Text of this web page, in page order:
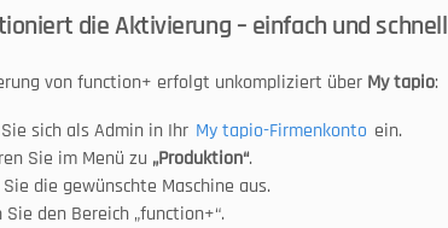
die Aktivierung – einfach und schnell
von function+ erfolgt unkompliziert über My tapio:
sich als Admin in Ihr My tapio-Firmenkonto ein.
Sie im Menü zu „Produktion“.
die gewünschte Maschine aus.
Sie den Bereich „function+“.